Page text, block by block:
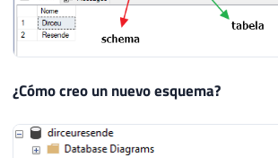
¿Cómo creo un nuevo esquema?